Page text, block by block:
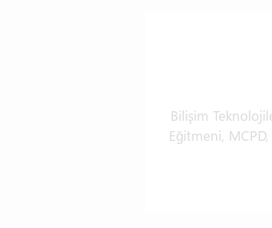
Bilişim
Eğitmeni,